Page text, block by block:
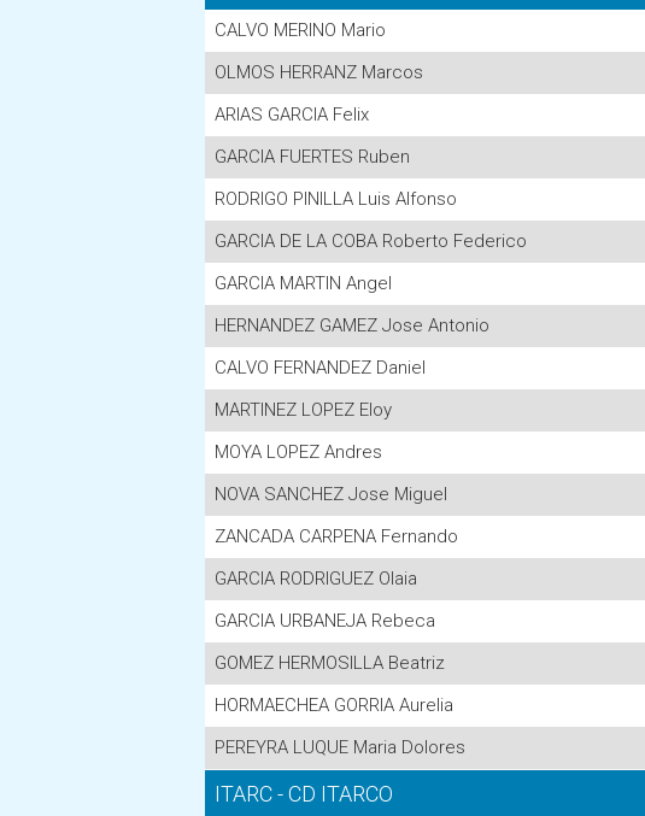
CALVO MERINO Mario
OLMOS HERRANZ Marcos
ARIAS GARCIA Felix
GARCIA FUERTES Ruben
RODRIGO PINILLA Luis Alfonso
GARCIA DE LA COBA Roberto Federico
GARCIA MARTIN Angel
HERNANDEZ GAMEZ Jose Antonio
CALVO FERNANDEZ Daniel
MARTINEZ LOPEZ Eloy
MOYA LOPEZ Andres
NOVA SANCHEZ Jose Miguel
ZANCADA CARPENA Fernando
GARCIA RODRIGUEZ Olaia
GARCIA URBANEJA Rebeca
GOMEZ HERMOSILLA Beatriz
HORMAECHEA GORRIA Aurelia
PEREYRA LUQUE Maria Dolores
ITARC - CD ITARCO